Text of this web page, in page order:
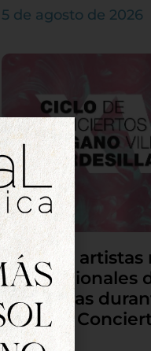
5 de agosto de 2026
Grandes artistas
internacionales
Tordesillas
Ciclo de
Órgano